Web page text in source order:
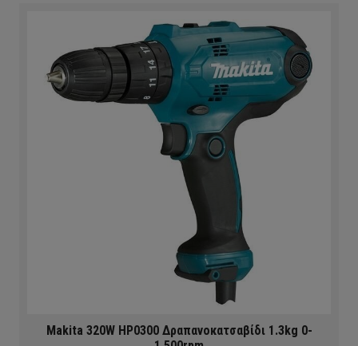
Makita 320W HP0300 Δραπανοκατσαβίδι 1.3kg 0-